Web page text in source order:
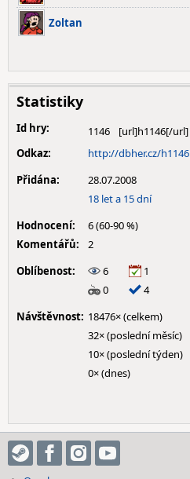
Zoltan
Statistiky
Id hry:
1146
Odkaz:
http://dbher.cz/h1146
Přidána:
28.07.2008
18 let a 15 dní
Hodnocení:
6 (60-90 %)
Komentářů:
2
Oblíbenost:
6
1
0
4
Návštěvnost: 18476× (celkem)
32× (poslední měsíc)
10× (poslední týden)
0× (dnes)